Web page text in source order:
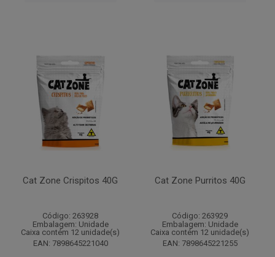
Cat Zone Crispitos 40G
Código: 263928
Embalagem: Unidade
Caixa contém 12 unidade(s)
EAN: 7898645221040
Cat Zone Purritos 40G
Código: 263929
Embalagem: Unidade
Caixa contém 12 unidade(s)
EAN: 7898645221255